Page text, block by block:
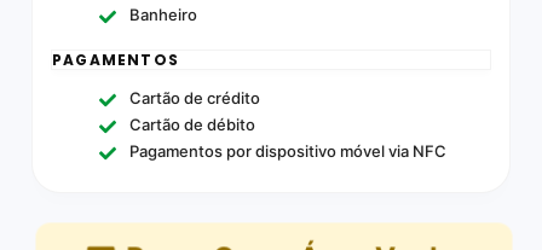
Banheiro
PAGAMENTOS
Cartão de crédito
Cartão de débito
Pagamentos por dispositivo móvel via NFC